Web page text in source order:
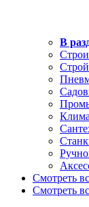
В
Смотреть
Смотреть